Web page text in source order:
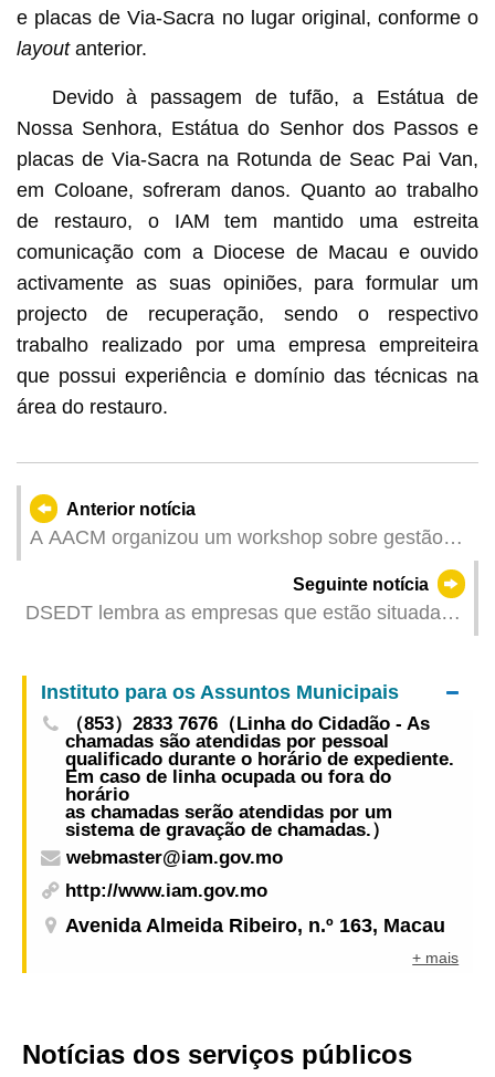
e placas de Via-Sacra no lugar original, conforme o
layoutanterior.
Devido à passagem de tufão, a Estátua de
Nossa Senhora, Estátua do Senhor dos Passos e
placas de Via-Sacra na Rotunda de Seac Pai Van,
em Coloane, sofreram danos. Quanto ao trabalho
de restauro, o IAM tem mantido uma estreita
comunicação com a Diocese de Macau e ouvido
activamente as suas opiniões, para formular um
projecto de recuperação, sendo o respectivo
trabalho realizado por
uma empresa empreiteira
que possui experiência e domínio das técnicas na
área do restauro.
Anterior notícia
A AACM organizou um workshop sobre gestão
de riscos destinado ao pessoal interno e reforçou
a formação sobre operações de segurança
Seguinte notícia
DSEDT lembra as empresas que estão situadas
Instituto para os Assuntos Municipais
（853）2833 7676（Linha do Cidadão - As
chamadas são atendidas por pessoal
qualificado durante o horário de expediente.
Em caso de linha ocupada ou fora do
horário
as chamadas serão atendidas por um
sistema de gravação de chamadas.）
webmaster@iam.gov.mo
http://www.iam.gov.mo
Avenida Almeida Ribeiro, n.º 163, Macau
+ mais
Notícias dos serviços públicos